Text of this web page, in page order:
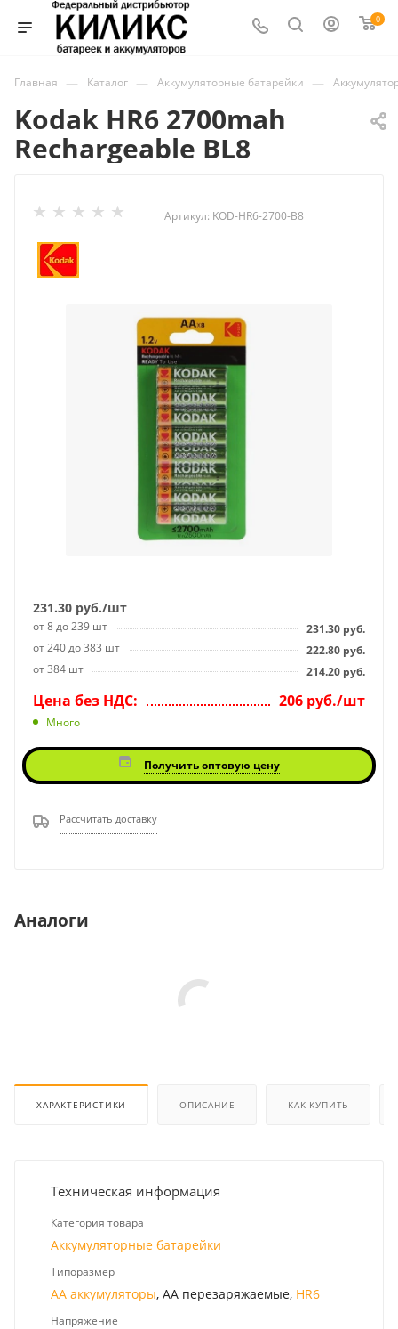
0
Главная — Каталог — Аккумуляторные батарейки —
Kodak HR6 2700mah
Rechargeable BL8
Артикул: KOD-HR6-2700-B8
231.30 руб./шт
от 8 до 239 шт 231.30 руб.
от 240 до 383 шт
222.80 руб.
от 384 шт
214.20 руб.
Цена без НДС: 206 руб./шт
Много
Получить оптовую цену
Рассчитать доставку
Аналоги
ХАРАКТЕРИСТИКИ ОПИСАНИЕ КАК КУПИТЬ
Техническая информация
Категория товара
Аккумуляторные батарейки
Типоразмер
AA аккумуляторы, AA перезаряжаемые, HR6
Напряжение